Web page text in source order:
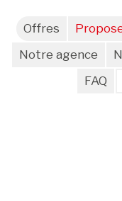
Offres
Notre agence
FAQ